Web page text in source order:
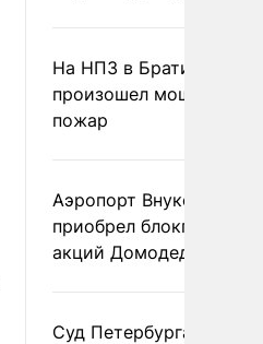
На НПЗ в Братиславе
произошел мощный
пожар
Аэропорт Внуково
приобрел блокпакет
акций Домодедово
Суд Петербурга заочно